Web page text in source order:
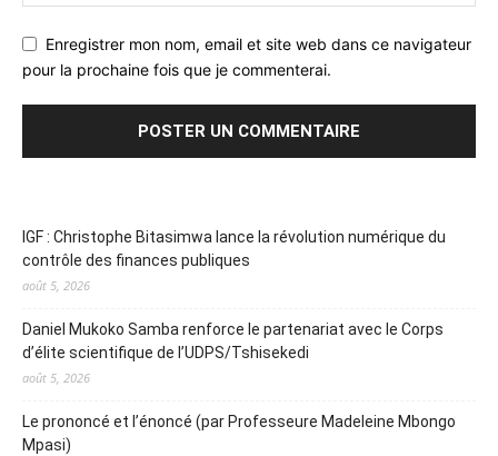
Enregistrer mon nom, email et site web dans ce navigateur
pour la prochaine fois que je commenterai.
IGF : Christophe Bitasimwa lance la révolution numérique du
contrôle des finances publiques
août 5, 2026
Daniel Mukoko Samba renforce le partenariat avec le Corps
d’élite scientifique de l’UDPS/Tshisekedi
août 5, 2026
Le prononcé et l’énoncé (par Professeure Madeleine Mbongo
Mpasi)